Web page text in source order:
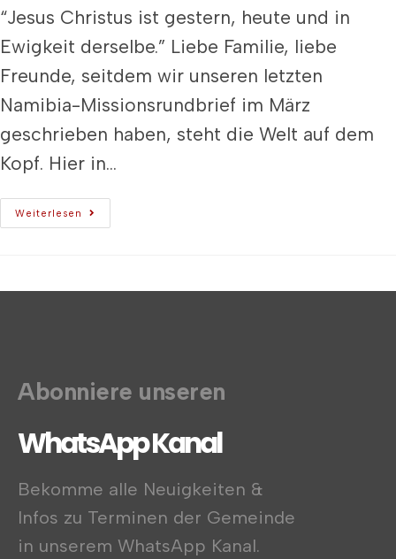
“Jesus Christus ist gestern, heute und in
Ewigkeit derselbe.” Liebe Familie, liebe
Freunde, seitdem wir unseren letzten
Namibia-Missionsrundbrief im März
geschrieben haben, steht die Welt auf dem
Kopf. Hier in…
Weiterlesen
Abonniere unseren
WhatsApp Kanal
Bekomme alle Neuigkeiten &
Infos zu Terminen der Gemeinde
in unserem WhatsApp Kanal.